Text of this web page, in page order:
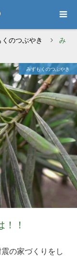
のつぶやき
み
みずもくのつぶやき
！
の家づくりをし